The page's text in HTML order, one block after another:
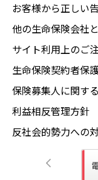
お客様から正しい
他の生命保険会社
サイト利用上のご
生命保険契約者保
保険募集人に関す
利益相反管理方針
反社会的勢力への